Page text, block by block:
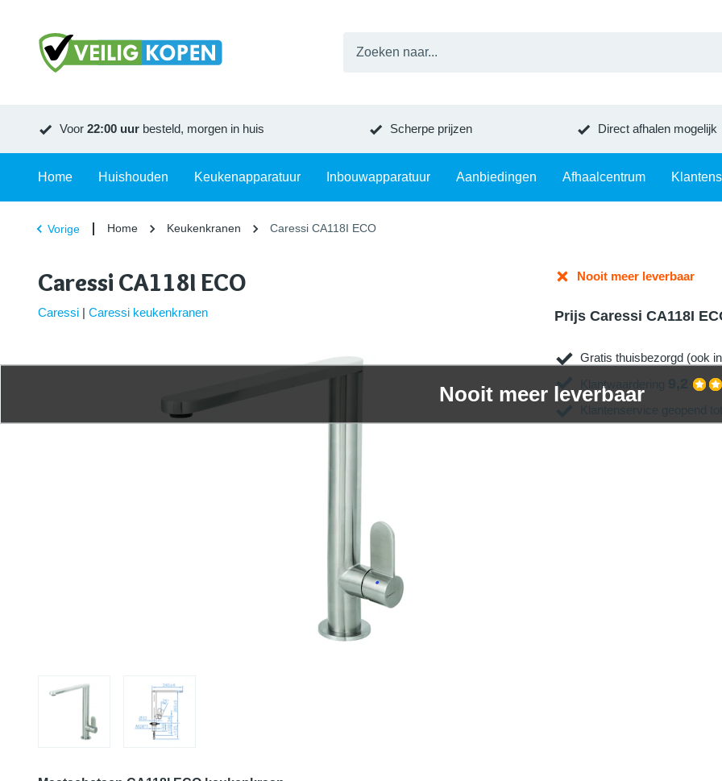
Voor 22:00 uur besteld, morgen in huis Scherpe prijzen Direct afhalen mogelijk
Home Huishouden Keukenapparatuur Inbouwapparatuur Aanbiedingen Afhaalcentrum
Vorige Home Keukenkranen Caressi CA118I ECO
Caressi CA118I ECO
Caressi | Caressi keukenkranen
Nooit meer leverbaar
Nooit meer leverbaar
Prijs Caressi CA118I
Gratis thuisbezorgd (ook
Klantwaardering 9,2
Klantenservice geopend tot